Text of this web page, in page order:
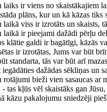
laiks ir viens no skaistākajiem
plāns, kur un kā kāzas tiks
laikā viss ir izrotāts un skaists,
laikā ir pieejami dažādi pērļu
klātie galdi ir bagātīgi, kāzās
ir izrotātas, Jums var būt
standarta, tās var būt arī
dažādas sēkliņas un
rotājumi bieži vien sasaucas ar
- tas kļūs vēl skaistāks gan
kāzu pakalojumu sniedzēji